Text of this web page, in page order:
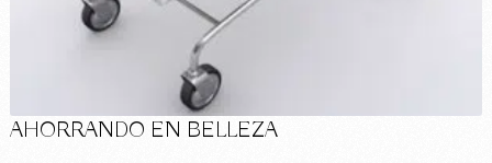
AHORRANDO EN BELLEZA